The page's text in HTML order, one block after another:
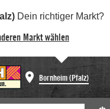
Dein richtiger Markt?
Markt wählen
Bornheim (Pfalz)